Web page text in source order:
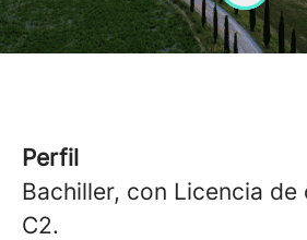
Perfil
Bachiller, con Licencia de
C2.